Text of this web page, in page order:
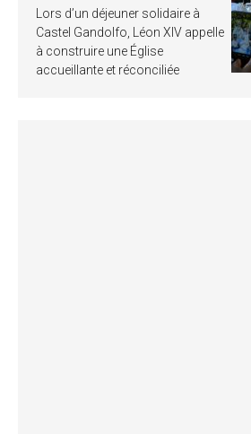
Lors d’un déjeuner solidaire à
Castel Gandolfo, Léon XIV appelle
à construire une Église
accueillante et réconciliée